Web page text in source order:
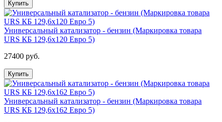
Купить
Универсальный катализатор - бензин (Маркировка товара
URS КБ 129,6х120 Евро 5)
27400 руб.
Купить
Универсальный катализатор - бензин (Маркировка товара
URS КБ 129,6х162 Евро 5)